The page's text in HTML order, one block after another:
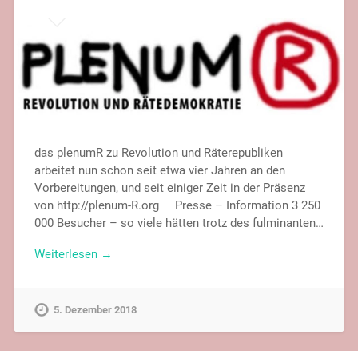
das plenumR zu Revolution und Räterepubliken
arbeitet nun schon seit etwa vier Jahren an den
Vorbereitungen, und seit einiger Zeit in der Präsenz
von http://plenum-R.org Presse – Information 3 250
000 Besucher – so viele hätten trotz des fulminanten…
Weiterlesen →
5. Dezember 2018